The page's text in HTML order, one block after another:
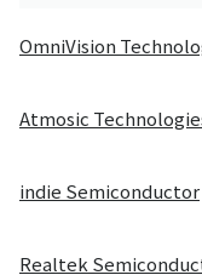
OmniVision
Atmosic
indie Semiconductor
Realtek